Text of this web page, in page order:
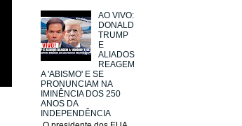
AO VIVO:
DONALD
TRUMP
E
ALIADOS
REAGEM
A 'ABISMO' E SE
PRONUNCIAM NA
IMINÊNCIA DOS 250
ANOS DA
INDEPENDÊNCIA